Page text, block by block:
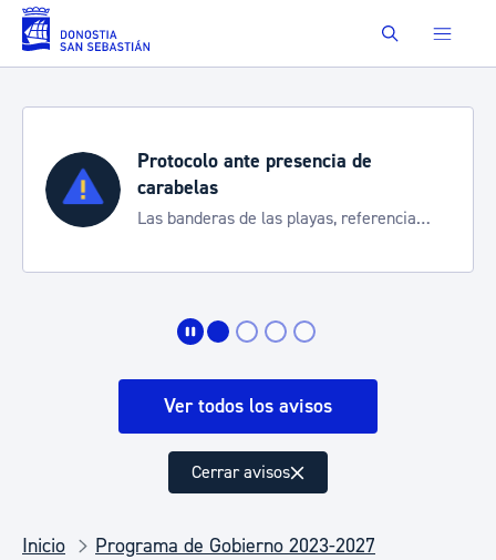
Saltar al contenido principal Buscar
Protocolo ante presencia de
carabelas
Las banderas de las playas, referencia
Ver todos los avisos
Cerrar avisos
Inicio
Programa de Gobierno 2023-2027